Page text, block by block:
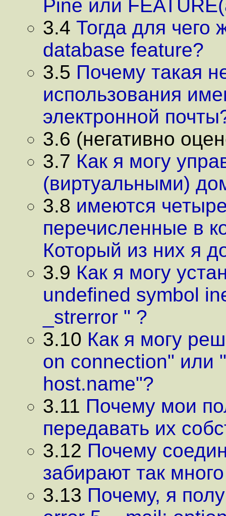
Pine или
3.4 Тогда для чего
database feature?
3.5 Почему такая
использования
электронной
3.6 (негативно
3.7 Как я могу
(виртуальными)
3.8 имеются
перечисленные в
Который из них я
3.9 Как я могу
undefined symbol
_strerror " ?
3.10 Как я могу
on connection" или
host.name"?
3.11 Почему мои
передавать их
3.12 Почему
забирают так
3.13 Почему, я